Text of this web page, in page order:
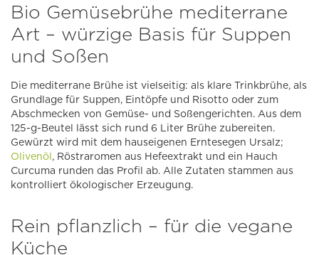
Bio Gemüsebrühe mediterrane
Art – würzige Basis für Suppen
und Soßen
Die mediterrane Brühe ist vielseitig: als klare Trinkbrühe, als
Grundlage für Suppen, Eintöpfe und Risotto oder zum
Abschmecken von Gemüse- und Soßengerichten. Aus dem
125-g-Beutel lässt sich rund 6 Liter Brühe zubereiten.
Gewürzt wird mit dem hauseigenen Erntesegen Ursalz;
Olivenöl, Röstraromen aus Hefeextrakt und ein Hauch
Curcuma runden das Profil ab. Alle Zutaten stammen aus
kontrolliert ökologischer Erzeugung.
Rein pflanzlich – für die vegane
Küche